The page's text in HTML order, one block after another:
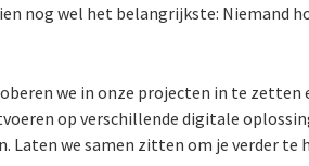
nog wel het belangrijkste: Niemand
we in onze projecten in te zetten
op verschillende digitale
Laten we samen zitten om je verder te